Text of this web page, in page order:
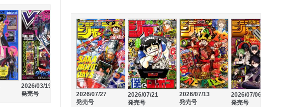
2026/03/19
発売号
2026/02/20
発売号
2026/01/21
発売号
2026/07/27
発売号
2026/07/21
発売号
2026/07/13
発売号
2026/07/06
発売号